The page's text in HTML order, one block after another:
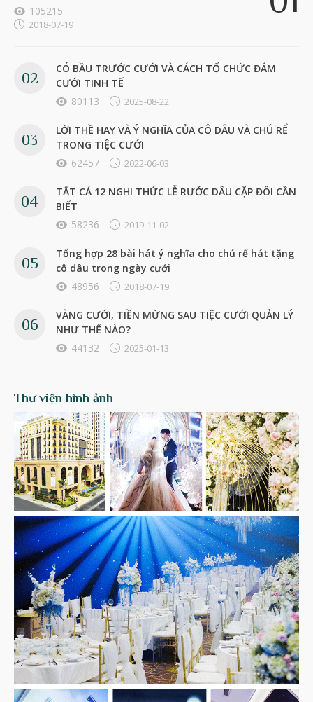
105215
2018-07-19
CÓ BẦU TRƯỚC CƯỚI VÀ CÁCH TỔ CHỨC ĐÁM
CƯỚI TINH TẾ
80113
2025-08-22
LỜI THỀ HAY VÀ Ý NGHĨA CỦA CÔ DÂU VÀ CHÚ RỂ
TRONG TIỆC CƯỚI
62457
2022-06-03
TẤT CẢ 12 NGHI THỨC LỄ RƯỚC DÂU CẶP ĐÔI CẦN
BIẾT
58236
2019-11-02
Tổng hợp 28 bài hát ý nghĩa cho chú rể hát tặng
cô dâu trong ngày cưới
48956
2018-07-19
VÀNG CƯỚI, TIỀN MỪNG SAU TIỆC CƯỚI QUẢN LÝ
NHƯ THẾ NÀO?
44132
2025-01-13
Thư viện hình ảnh